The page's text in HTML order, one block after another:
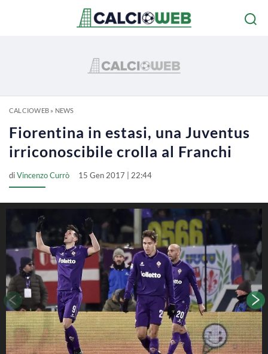
CALCIOWEB» NEWS
Fiorentina in estasi, una Juventus
irriconoscibile crolla al Franchi
diVincenzo Currò 15 Gen 2017 | 22:44